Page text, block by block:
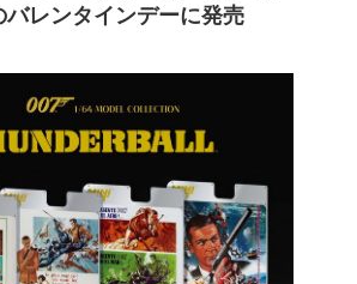
レンタインデーに発売